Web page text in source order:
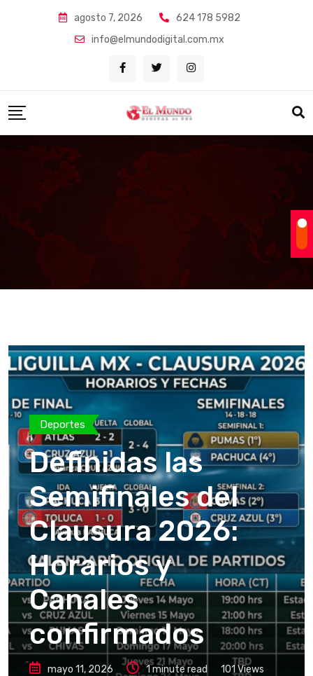
agosto 7, 2026
624 178 5982
info@elmundodigital.com.mx
Deportes
Definidas las
Semifinales del
Clausura 2026:
Horarios y
Canales
confirmados
mayo 11, 2026 1 minute read 101 Views